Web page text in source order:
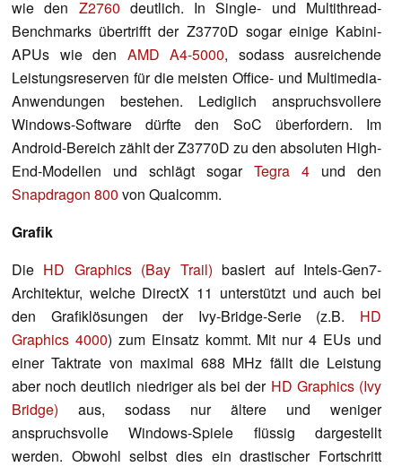
wie den Z2760 deutlich. In Single- und Multithread-
Benchmarks übertrifft der Z3770D sogar einige Kabini-
APUs wie den AMD A4-5000, sodass ausreichende
Leistungsreserven für die meisten Office- und Multimedia-
Anwendungen bestehen. Lediglich anspruchsvollere
Windows-Software dürfte den SoC überfordern. Im
Android-Bereich zählt der Z3770D zu den absoluten High-
End-Modellen und schlägt sogar Tegra 4 und den
Snapdragon 800 von Qualcomm.
Grafik
Die HD Graphics (Bay Trail) basiert auf Intels-Gen7-
Architektur, welche DirectX 11 unterstützt und auch bei
den Grafiklösungen der Ivy-Bridge-Serie (z.B. HD
Graphics 4000) zum Einsatz kommt. Mit nur 4 EUs und
einer Taktrate von maximal 688 MHz fällt die Leistung
aber noch deutlich niedriger als bei der HD Graphics (Ivy
Bridge) aus, sodass nur ältere und weniger
anspruchsvolle Windows-Spiele flüssig dargestellt
werden. Obwohl selbst dies ein drastischer Fortschritt